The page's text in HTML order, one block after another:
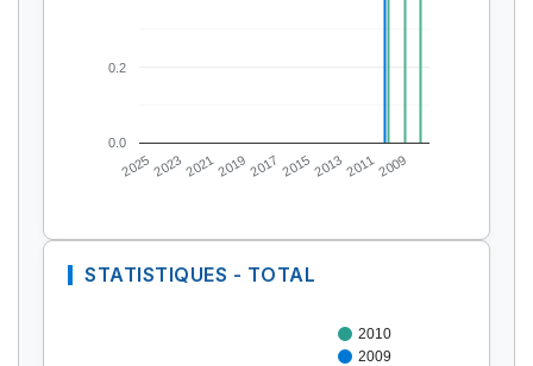
20252023202120192017 2015201320112009
0.0
0.2
STATISTIQUES - TOTAL
2010
2009